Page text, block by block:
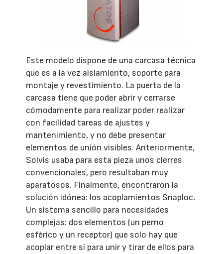
Este modelo dispone de una carcasa técnica
que es a la vez aislamiento, soporte para
montaje y revestimiento. La puerta de la
carcasa tiene que poder abrir y cerrarse
cómodamente para realizar poder realizar
con facilidad tareas de ajustes y
mantenimiento, y no debe presentar
elementos de unión visibles. Anteriormente,
Solvis usaba para esta pieza unos cierres
convencionales, pero resultaban muy
aparatosos. Finalmente, encontraron la
solución idónea: los acoplamientos Snaploc.
Un sistema sencillo para necesidades
complejas: dos elementos (un perno
esférico y un receptor) que solo hay que
acoplar entre sí para unir y tirar de ellos para